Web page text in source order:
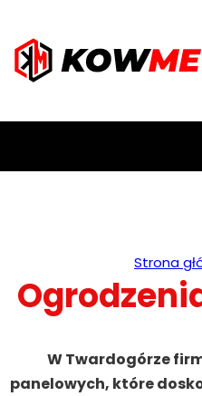
Strona
W Twardogórze
panelowych, które